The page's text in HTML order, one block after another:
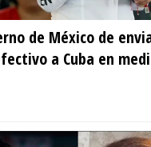
de México de
a Cuba en